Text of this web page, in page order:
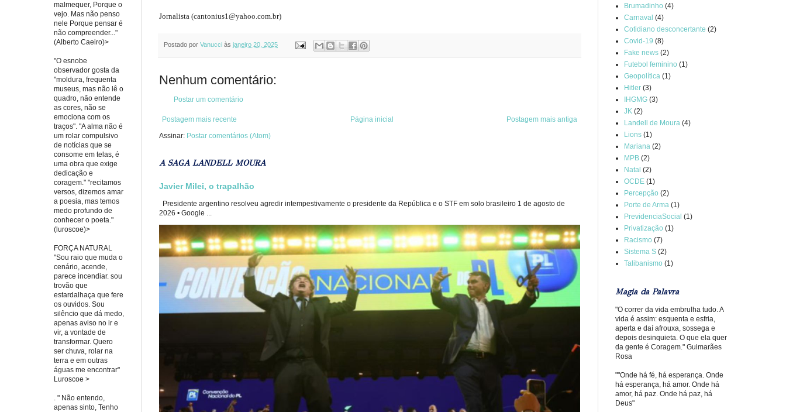
Jornalista (cantonius1@yahoo.com.br)
Postado por Vanucci às janeiro 20, 2025
Nenhum comentário:
Postar um comentário
Postagem mais recente Postagem mais antiga
Página inicial
Assinar: Postar comentários (Atom)
A SAGA LANDELL MOURA
Javier Milei, o trapalhão
Presidente argentino resolveu agredir intempestivamente o presidente da República e o STF em solo brasileiro 1 de agosto de
2026 • Google ...
malmequer, Porque o
vejo. Mas não penso
nele Porque pensar é
não compreender..."
(Alberto Caeiro)>
"O esnobe
observador gosta da
"moldura, frequenta
museus, mas não lê o
quadro, não entende
as cores, não se
emociona com os
traços". "A alma não é
um rolar compulsivo
de notícias que se
consome em telas, é
uma obra que exige
dedicação e
coragem." "recitamos
versos, dizemos amar
a poesia, mas temos
medo profundo de
conhecer o poeta."
(luroscoe)>
FORÇA NATURAL
"Sou raio que muda o
cenário, acende,
parece incendiar. sou
trovão que
estardalhaça que fere
os ouvidos. Sou
silêncio que dá medo,
apenas aviso no ir e
vir, a vontade de
transformar. Quero
ser chuva, rolar na
terra e em outras
águas me encontrar"
Luroscoe >
. " Não entendo,
apenas sinto, Tenho
Brumadinho (4)
Carnaval (4)
Cotidiano desconcertante (2)
Covid-19 (8)
Fake news (2)
Futebol feminino (1)
Geopolítica (1)
Hitler (3)
IHGMG (3)
JK (2)
Landell de Moura (4)
Lions (1)
Mariana (2)
MPB (2)
Natal (2)
OCDE (1)
Percepção (2)
Porte de Arma (1)
PrevidenciaSocial (1)
Privatização (1)
Racismo (7)
Sistema S (2)
Talibanismo (1)
Magia da Palavra
"O correr da vida embrulha tudo. A
vida é assim: esquenta e esfria,
aperta e daí afrouxa, sossega e
depois desinquieta. O que ela quer
da gente é Coragem." Guimarães
Rosa
""Onde há fé, há esperança. Onde
há esperança, há amor. Onde há
amor, há paz. Onde há paz, há
Deus"